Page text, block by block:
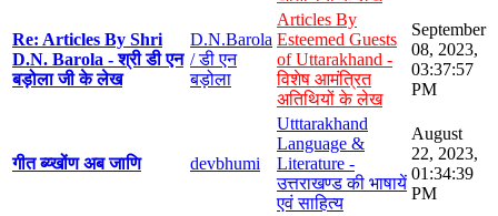
Re: Articles By Shri
D.N. Barola - श्री डी एन
बड़ोला जी के लेख
D.N.Barola
/ डी एन
बड़ोला
Articles By
Esteemed Guests
of Uttarakhand -
विशेष आमंत्रित
अतिथियों के लेख
September
08, 2023,
03:37:57
PM
गीत ब्य्खोंण अब जाणि devbhumi
Utttarakhand
Language &
Literature -
उत्तराखण्ड की भाषायें
एवं साहित्य
August
22, 2023,
01:34:39
PM